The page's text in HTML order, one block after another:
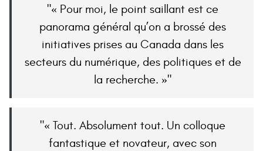
« Pour moi, le point saillant est ce
panorama général qu’on a brossé des
initiatives prises au Canada dans les
secteurs du numérique, des politiques et de
la recherche. »
« Tout. Absolument tout. Un colloque
fantastique et novateur, avec son